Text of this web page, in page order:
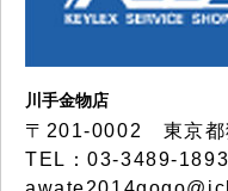
川手金物店
〒201-0002 東京都
TEL：03-3489-